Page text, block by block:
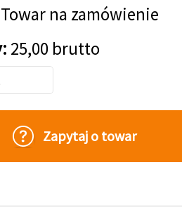
Towar na zamówienie
25,00 brutto
Zapytaj o towar